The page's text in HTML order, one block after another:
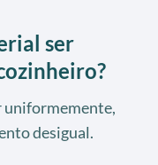
ser
uniformemente,
desigual.